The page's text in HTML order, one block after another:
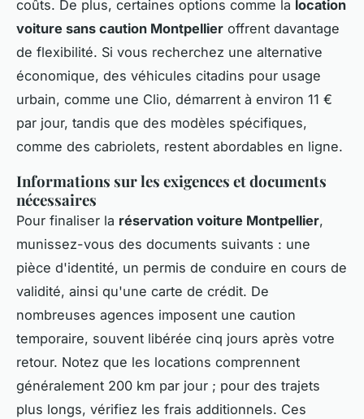
coûts. De plus, certaines options comme la location
voiture sans caution Montpellier offrent davantage
de flexibilité. Si vous recherchez une alternative
économique, des véhicules citadins pour usage
urbain, comme une Clio, démarrent à environ 11 €
par jour, tandis que des modèles spécifiques,
comme des cabriolets, restent abordables en ligne.
Informations sur les exigences et documents
nécessaires
Pour finaliser la réservation voiture Montpellier,
munissez-vous des documents suivants : une
pièce d'identité, un permis de conduire en cours de
validité, ainsi qu'une carte de crédit. De
nombreuses agences imposent une caution
temporaire, souvent libérée cinq jours après votre
retour. Notez que les locations comprennent
généralement 200 km par jour ; pour des trajets
plus longs, vérifiez les frais additionnels. Ces